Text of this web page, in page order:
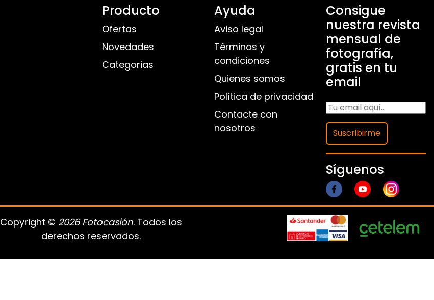
Producto
Ofertas
Novedades
Categorias
Ayuda
Aviso legal
Términos y
condiciones
Quienes somos
Política de privacidad
Contacte con
nosotros
Consigue
nuestra revista
mensual de
fotografía,
gratis en tu
email
Suscribirme
Síguenos
Copyright © 2026 Fotocasión. Todos los
derechos reservados.